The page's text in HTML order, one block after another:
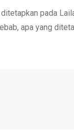
pada
apa yang